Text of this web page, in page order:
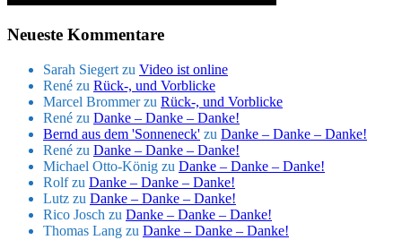
Neueste Kommentare
Sarah Siegert zu Video ist online
René zu Rück-, und Vorblicke
Marcel Brommerzu Rück-, und Vorblicke
René zu Danke – Danke – Danke!
Bernd aus dem 'Sonneneck' zu Danke – Danke – Danke!
René zu Danke – Danke – Danke!
Michael Otto-König zu Danke – Danke – Danke!
Rolfzu Danke – Danke – Danke!
Lutz zu Danke – Danke – Danke!
Rico Josch zu Danke – Danke – Danke!
Thomas Lang zu Danke – Danke – Danke!